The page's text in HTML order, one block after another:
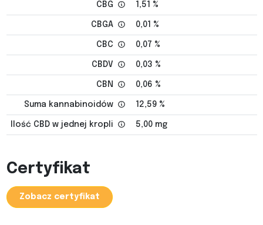
CBG 1,51 %
CBGA 0,01 %
CBC 0,07 %
CBDV 0,03 %
CBN 0,06 %
Suma kannabinoidów 12,59 %
Ilość CBD w jednej kropli 5,00 mg
Certyfikat
Zobacz certyfikat